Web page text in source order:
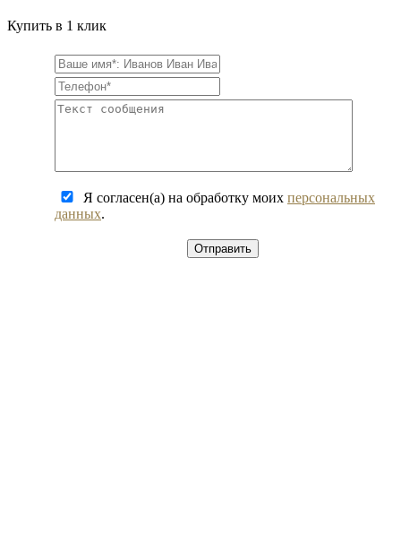
Купить в 1 клик
Я согласен(а) на обработку моих персональных
данных.